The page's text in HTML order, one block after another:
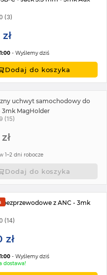
(3)
- Wyślemy dziś
Dodaj do koszyka
uchwyt samochodowy do
3mk MagHolder
(15)
1–2 dni robocze
Dodaj do koszyka
bezprzewodowe z ANC - 3mk
(14)
zł
- Wyślemy dziś
dostawa!